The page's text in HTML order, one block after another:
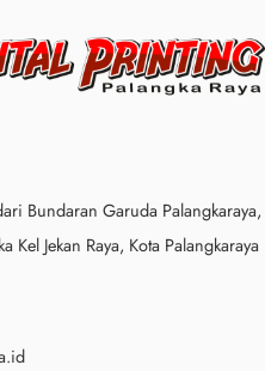
Bundaran Garuda Palangkaraya,
Kel Jekan Raya, Kota Palangkaraya